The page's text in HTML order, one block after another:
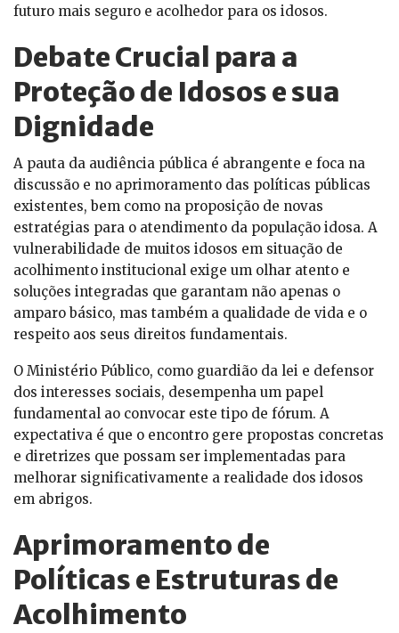
futuro mais seguro e acolhedor para os idosos.
Debate Crucial para a
Proteção de Idosos e sua
Dignidade
A pauta da audiência pública é abrangente e foca na
discussão e no aprimoramento das políticas públicas
existentes, bem como na proposição de novas
estratégias para o atendimento da população idosa. A
vulnerabilidade de muitos idosos em situação de
acolhimento institucional exige um olhar atento e
soluções integradas que garantam não apenas o
amparo básico, mas também a qualidade de vida e o
respeito aos seus direitos fundamentais.
O Ministério Público, como guardião da lei e defensor
dos interesses sociais, desempenha um papel
fundamental ao convocar este tipo de fórum. A
expectativa é que o encontro gere propostas concretas
e diretrizes que possam ser implementadas para
melhorar significativamente a realidade dos idosos
em abrigos.
Aprimoramento de
Políticas e Estruturas de
Acolhimento